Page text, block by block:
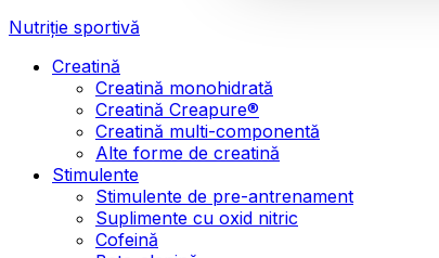
Nutriție sportivă
Creatină
Creatină monohidrată
Creatină Creapure®
Creatină multi-componentă
Alte forme de creatină
Stimulente
Stimulente de pre-antrenament
Suplimente cu oxid nitric
Cofeină